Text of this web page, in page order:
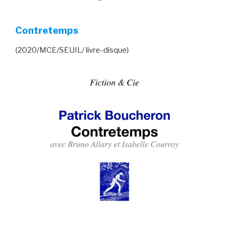
Contretemps
(2020/MCE/SEUIL/ livre-disque)